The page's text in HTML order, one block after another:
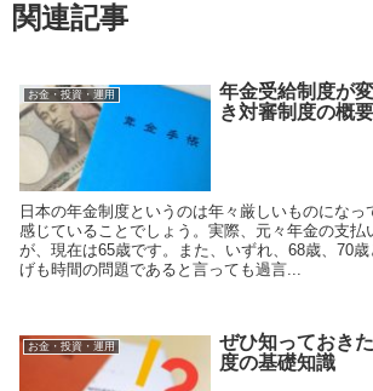
関連記事
お金・投資・運用
年金受給制度が
き対審制度の概要
日本の年金制度というのは年々厳しいものになっ
感じていることでしょう。実際、元々年金の支払
が、現在は65歳です。また、いずれ、68歳、70
げも時間の問題であると言っても過言...
お金・投資・運用
ぜひ知っておき
度の基礎知識